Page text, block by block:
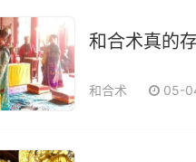
和合术真的
和合术 05-